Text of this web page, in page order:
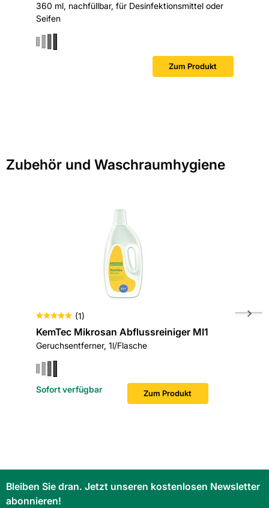
360 ml, nachfüllbar, für Desinfektionsmittel oder
Seifen
Zum Produkt
Zubehör und Waschraumhygiene
(1)
KemTec Mikrosan Abflussreiniger MI1
Geruchsentferner, 1l/Flasche
Zum Produkt
Sofort verfügbar
Bleiben Sie dran. Jetzt unseren kostenlosen Newsletter
abonnieren!